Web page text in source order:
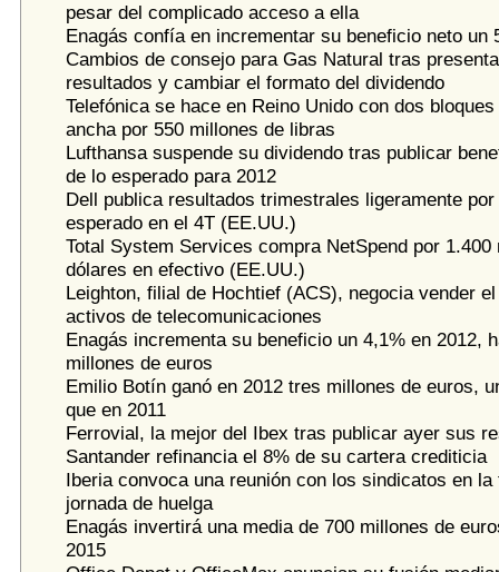
pesar del complicado acceso a ella
Enagás confía en incrementar su beneficio neto un
Cambios de consejo para Gas Natural tras
resultados y cambiar el formato del dividendo
Telefónica se hace en Reino Unido con dos bloques
ancha por 550 millones de libras
Lufthansa suspende su dividendo tras publicar
de lo esperado para 2012
Dell publica resultados trimestrales ligeramente
esperado en el 4T (EE.UU.)
Total System Services compra NetSpend por 1.400
dólares en efectivo (EE.UU.)
Leighton, filial de Hochtief (ACS), negocia vender
activos de telecomunicaciones
Enagás incrementa su beneficio un 4,1% en 2012,
millones de euros
Emilio Botín ganó en 2012 tres millones de euros,
que en 2011
Ferrovial, la mejor del Ibex tras publicar ayer sus
Santander refinancia el 8% de su cartera crediticia
Iberia convoca una reunión con los sindicatos en la
jornada de huelga
Enagás invertirá una media de 700 millones de
2015